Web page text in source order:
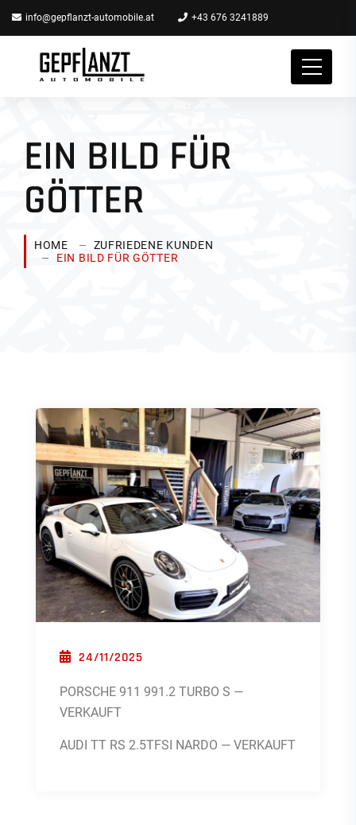
info@gepflanzt-automobile.at +43 676 3241889
EIN BILD FÜR
GÖTTER
HOME
ZUFRIEDENE KUNDEN
EIN BILD FÜR GÖTTER
POSTED ON
24/11/2025
PORSCHE 911 991.2 TURBO S —
VERKAUFT
AUDI TT RS 2.5TFSI NARDO — VERKAUFT